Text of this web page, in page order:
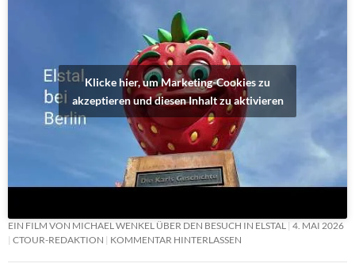
Klicke hier, um Marketing-Cookies zu
akzeptieren und diesen Inhalt zu aktivieren
EIN FILM VON MICHAEL WENKEL ÜBER DEN BESUCH IN ELSTAL
4. MAI 2026
CTOUR-REDAKTION
KOMMENTAR HINTERLASSEN